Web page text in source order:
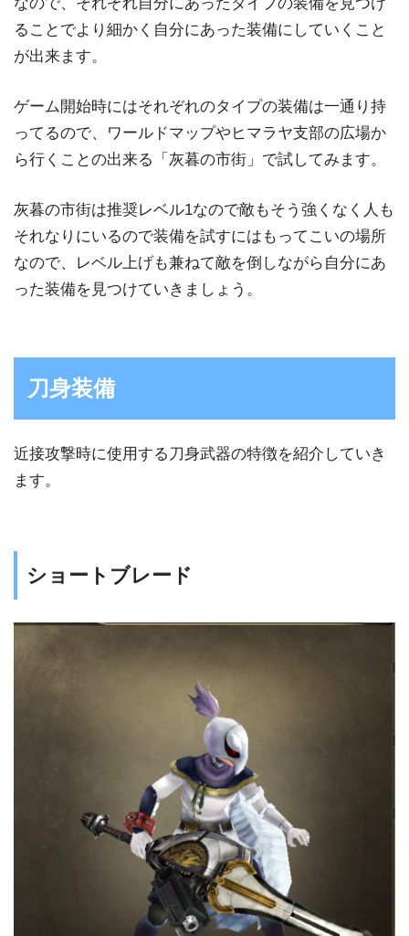
ることでより細かく自分にあった装備にしていくこと
が出来ます。
ゲーム開始時にはそれぞれのタイプの装備は一通り持
ってるので、ワールドマップやヒマラヤ支部の広場か
ら行くことの出来る「灰暮の市街」で試してみます。
灰暮の市街は推奨レベル1なので敵もそう強くなく人も
それなりにいるので装備を試すにはもってこいの場所
なので、レベル上げも兼ねて敵を倒しながら自分にあ
った装備を見つけていきましょう。
刀身装備
近接攻撃時に使用する刀身武器の特徴を紹介していき
ます。
ショートブレード